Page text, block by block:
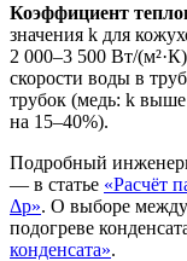
Коэффициент
значения k для
2 000–3 500 Вт/
скорости воды в
трубок (медь: k
на 15–40%).
Подробный
— в статье «Расчёт
Δp». О выборе
подогреве
конденсата».